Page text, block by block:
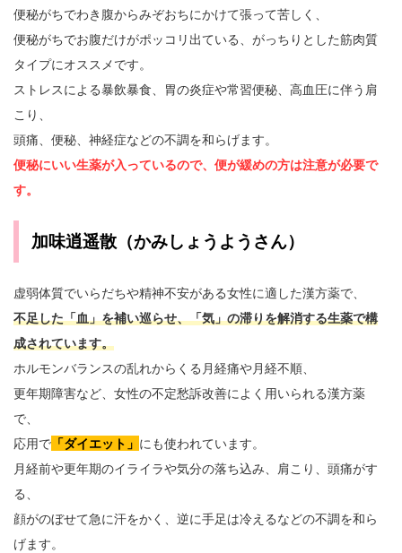
便秘がちでわき腹からみぞおちにかけて張って苦しく、
便秘がちでお腹だけがポッコリ出ている、がっちりとした筋肉質
タイプにオススメです。
ストレスによる暴飲暴食、胃の炎症や常習便秘、高血圧に伴う肩
こり、
頭痛、便秘、神経症などの不調を和らげます。
便秘にいい生薬が入っているので、便が緩めの方は注意が必要で
す。
加味逍遥散（かみしょうようさん）
虚弱体質でいらだちや精神不安がある女性に適した漢方薬で、
不足した「血」を補い巡らせ、「気」の滞りを解消する生薬で構
成されています。
ホルモンバランスの乱れからくる月経痛や月経不順、
更年期障害など、女性の不定愁訴改善によく用いられる漢方薬
で、
応用で 「ダイエット」 にも使われています。
月経前や更年期のイライラや気分の落ち込み、肩こり、頭痛がす
る、
顔がのぼせて急に汗をかく、逆に手足は冷えるなどの不調を和ら
げます。